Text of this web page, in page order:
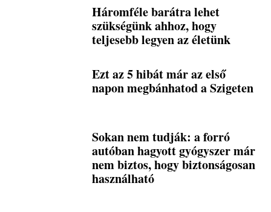
Háromféle barátra lehet
szükségünk ahhoz, hogy
teljesebb legyen az életünk
Ezt az 5 hibát már az első
napon megbánhatod a Szigeten
Sokan nem tudják: a forró
autóban hagyott gyógyszer már
nem biztos, hogy biztonságosan
használható